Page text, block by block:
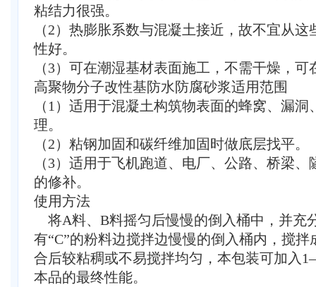
粘结力很强。
（2）热膨胀系数与混凝土接近，故不宜从
性好。
（3）可在潮湿基材表面施工，不需干燥，
高聚物分子改性基防水防腐砂浆适用范围
（1）适用于混凝土构筑物表面的蜂窝、漏
理。
（2）粘钢加固和碳纤维加固时做底层找平。
（3）适用于飞机跑道、电厂、公路、桥梁
的修补。
使用方法
将A料、B料摇匀后慢慢的倒入桶中，并充
有“C”的粉料边搅拌边慢慢的倒入桶内，搅
合后较粘稠或不易搅拌均匀，本包装可加入
本品的最终性能。